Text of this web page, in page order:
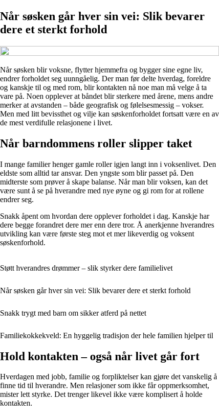
Når søsken går hver sin vei: Slik bevarer
dere et sterkt forhold
Når søsken blir voksne, flytter hjemmefra og bygger sine egne liv,
endrer forholdet seg uunngåelig. Der man før delte hverdag, foreldre
og kanskje til og med rom, blir kontakten nå noe man må velge å ta
vare på. Noen opplever at båndet blir sterkere med årene, mens andre
merker at avstanden – både geografisk og følelsesmessig – vokser.
Men med litt bevissthet og vilje kan søskenforholdet fortsatt være en av
de mest verdifulle relasjonene i livet.
Når barndommens roller slipper taket
I mange familier henger gamle roller igjen langt inn i voksenlivet. Den
eldste som alltid tar ansvar. Den yngste som blir passet på. Den
midterste som prøver å skape balanse. Når man blir voksen, kan det
være sunt å se på hverandre med nye øyne og gi rom for at rollene
endrer seg.
Snakk åpent om hvordan dere opplever forholdet i dag. Kanskje har
dere begge forandret dere mer enn dere tror. Å anerkjenne hverandres
utvikling kan være første steg mot et mer likeverdig og voksent
søskenforhold.
Støtt hverandres drømmer – slik styrker dere familielivet
Når søsken går hver sin vei: Slik bevarer dere et sterkt forhold
Snakk trygt med barn om sikker atferd på nettet
Familiekokkekveld: En hyggelig tradisjon der hele familien hjelper til
Hold kontakten – også når livet går fort
Hverdagen med jobb, familie og forpliktelser kan gjøre det vanskelig å
finne tid til hverandre. Men relasjoner som ikke får oppmerksomhet,
mister lett styrke. Det trenger likevel ikke være komplisert å holde
kontakten.